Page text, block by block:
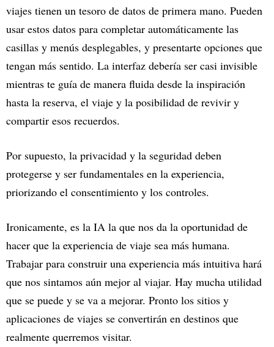
viajes tienen un tesoro de datos de primera mano. Pueden
usar estos datos para completar automáticamente las
casillas y menús desplegables, y presentarte opciones que
tengan más sentido. La interfaz debería ser casi invisible
mientras te guía de manera fluida desde la inspiración
hasta la reserva, el viaje y la posibilidad de revivir y
compartir esos recuerdos.
Por supuesto, la privacidad y la seguridad deben
protegerse y ser fundamentales en la experiencia,
priorizando el consentimiento y los controles.
Ironicamente, es la IA la que nos da la oportunidad de
hacer que la experiencia de viaje sea más humana.
Trabajar para construir una experiencia más intuitiva hará
que nos sintamos aún mejor al viajar. Hay mucha utilidad
que se puede y se va a mejorar. Pronto los sitios y
aplicaciones de viajes se convertirán en destinos que
realmente querremos visitar.